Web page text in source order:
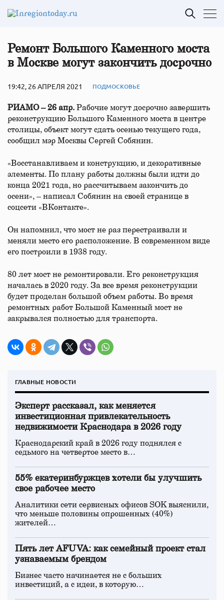
Ремонт Большого Каменного моста
в Москве могут закончить досрочно
19:42, 26 АПРЕЛЯ 2021 ПОДМОСКОВЬЕ
РИАМО – 26 апр. Рабочие могут досрочно завершить
реконструкцию Большого Каменного моста в центре
столицы, объект могут сдать осенью текущего года,
сообщил мэр Москвы Сергей Собянин.
«Восстанавливаем и конструкцию, и декоративные
элементы. По плану работы должны были идти до
конца 2021 года, но рассчитываем закончить до
осени», – написал Собянин на своей странице в
соцсети «ВКонтакте».
Он напомнил, что мост не раз перестраивали и
меняли место его расположение. В современном виде
его построили в 1938 году.
80 лет мост не ремонтировали. Его реконструкция
началась в 2020 году. За все время реконструкции
будет проделан большой объем работы. Во время
ремонтных работ Большой Каменный мост не
закрывался полностью для транспорта.
ГЛАВНЫЕ НОВОСТИ
Эксперт рассказал, как меняется
инвестиционная привлекательность
недвижимости Краснодара в 2026 году
Краснодарский край в 2026 году поднялся с
седьмого на четвертое место в…
55% екатеринбуржцев хотели бы улучшить
свое рабочее место
Аналитики сети сервисных офисов SOK выяснили,
что меньше половины опрошенных (40%)
жителей…
Пять лет AFUVA: как семейный проект стал
узнаваемым брендом
Бизнес часто начинается не с больших
инвестиций, а с идеи, в которую…